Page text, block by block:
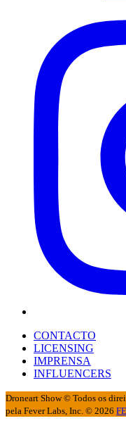
CONTACTO
LICENSING
IMPRENSA
INFLUENCERS
Droneart Show © Todos os
pela Fever Labs, Inc. © 2026